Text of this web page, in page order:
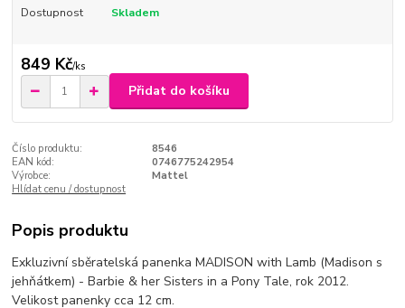
Dostupnost Skladem
849 Kč/ks
Přidat do košíku
Číslo produktu:
8546
EAN kód:
0746775242954
Výrobce:
Mattel
Hlídat cenu / dostupnost
Popis produktu
Exkluzivní sběratelská panenka MADISON with Lamb (Madison s
jehňátkem) - Barbie & her Sisters in a Pony Tale, rok 2012.
Velikost panenky cca 12 cm.